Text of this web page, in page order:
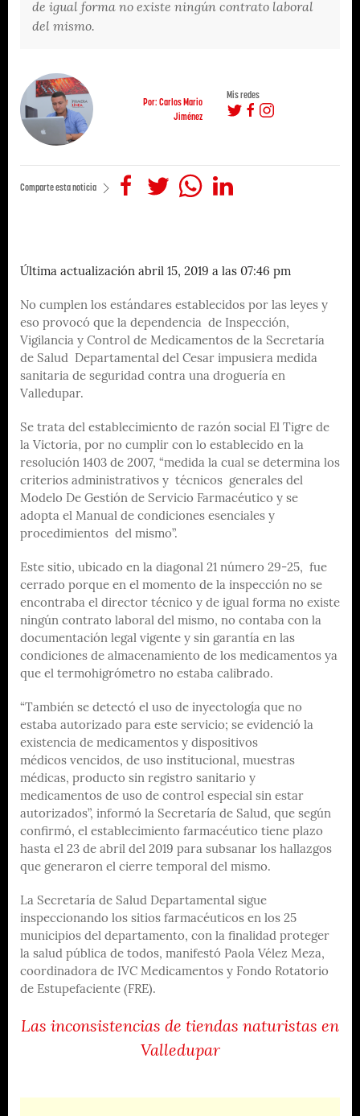
de igual forma no existe ningún contrato laboral
del mismo.
Por: Carlos Mario
Jiménez
Mis redes
Comparte esta noticia
Última actualización abril 15, 2019 a las 07:46 pm
No cumplen los estándares establecidos por las leyes y
eso provocó que la dependencia de Inspección,
Vigilancia y Control de Medicamentos de la Secretaría
de Salud Departamental del Cesar impusiera medida
sanitaria de seguridad contra una droguería en
Valledupar.
Se trata del establecimiento de razón social El Tigre de
la Victoria, por no cumplir con lo establecido en la
resolución 1403 de 2007, “medida la cual se determina los
criterios administrativos y técnicos generales del
Modelo De Gestión de Servicio Farmacéutico y se
adopta el Manual de condiciones esenciales y
procedimientos del mismo”.
Este sitio, ubicado en la diagonal 21 número 29-25, fue
cerrado porque en el momento de la inspección no se
encontraba el director técnico y de igual forma no existe
ningún contrato laboral del mismo, no contaba con la
documentación legal vigente y sin garantía en las
condiciones de almacenamiento de los medicamentos ya
que el termohigrómetro no estaba calibrado.
“También se detectó el uso de inyectología que no
estaba autorizado para este servicio; se evidenció la
existencia de medicamentos y dispositivos
médicos vencidos, de uso institucional, muestras
médicas, producto sin registro sanitario y
medicamentos de uso de control especial sin estar
autorizados”, informó la Secretaría de Salud, que según
confirmó, el establecimiento farmacéutico tiene plazo
hasta el 23 de abril del 2019 para subsanar los hallazgos
que generaron el cierre temporal del mismo.
La Secretaría de Salud Departamental sigue
inspeccionando los sitios farmacéuticos en los 25
municipios del departamento, con la finalidad proteger
la salud pública de todos, manifestó Paola Vélez Meza,
coordinadora de IVC Medicamentos y Fondo Rotatorio
de Estupefaciente (FRE).
Las inconsistencias de tiendas naturistas en
Valledupar